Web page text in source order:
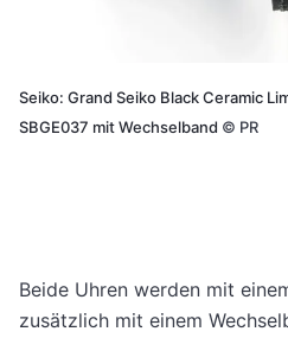
Seiko: Grand Seiko Black Ceramic
SBGE037 mit Wechselband © PR
Beide Uhren werden mit
zusätzlich mit einem